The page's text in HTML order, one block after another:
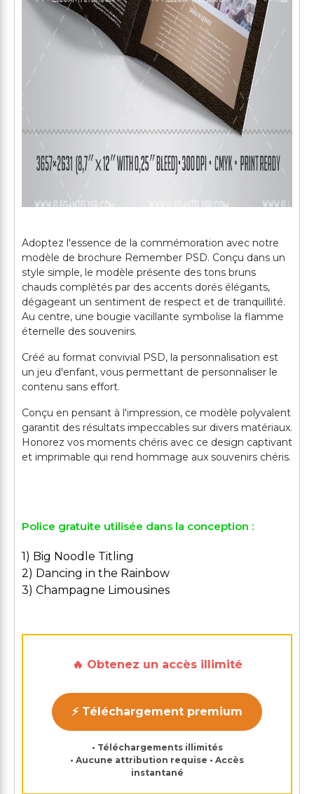
Adoptez l'essence de la commémoration avec notre
modèle de brochure Remember PSD. Conçu dans un
style simple, le modèle présente des tons bruns
chauds complétés par des accents dorés élégants,
dégageant un sentiment de respect et de tranquillité.
Au centre, une bougie vacillante symbolise la flamme
éternelle des souvenirs.
Créé au format convivial PSD, la personnalisation est
un jeu d'enfant, vous permettant de personnaliser le
contenu sans effort.
Conçu en pensant à l'impression, ce modèle polyvalent
garantit des résultats impeccables sur divers matériaux.
Honorez vos moments chéris avec ce design captivant
et imprimable qui rend hommage aux souvenirs chéris.
Police gratuite utilisée dans la conception :
1) Big Noodle Titling
2) Dancing in the Rainbow
3) Champagne Limousines
🔥 Obtenez un accès illimité
⚡ Téléchargement premium
• Téléchargements illimités
• Aucune attribution requise • Accès
instantané